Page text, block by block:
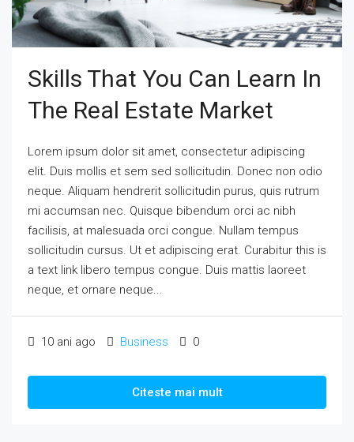
Skills That You Can Learn In
The Real Estate Market
Lorem ipsum dolor sit amet, consectetur adipiscing
elit. Duis mollis et sem sed sollicitudin. Donec non odio
neque. Aliquam hendrerit sollicitudin purus, quis rutrum
mi accumsan nec. Quisque bibendum orci ac nibh
facilisis, at malesuada orci congue. Nullam tempus
sollicitudin cursus. Ut et adipiscing erat. Curabitur this is
a text link libero tempus congue. Duis mattis laoreet
neque, et ornare neque...
10 ani ago Business 0
Citeste mai mult